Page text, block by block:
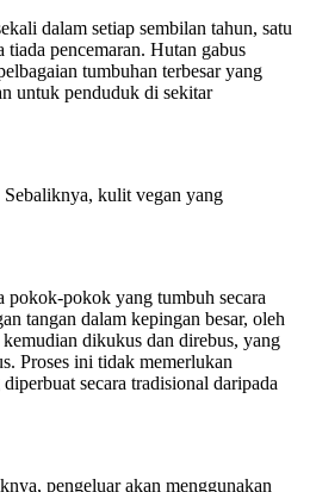
dalam setiap sembilan tahun, satu
pencemaran. Hutan gabus
tumbuhan terbesar yang
untuk penduduk di sekitar
Sebaliknya, kulit vegan yang
pokok-pokok yang tumbuh secara
tangan dalam kepingan besar, oleh
dikukus dan direbus, yang
Proses ini tidak memerlukan
secara tradisional daripada
pengeluar akan menggunakan